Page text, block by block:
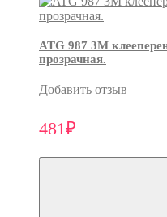
ATG 987 3М
прозрачная.
Добавить отзыв
481₽